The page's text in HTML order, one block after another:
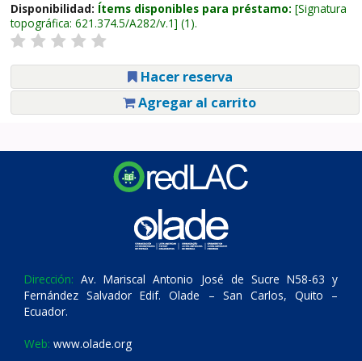
Disponibilidad: Ítems disponibles para préstamo: Signatura
topográfica: 621.374.5/A282/v.1 (1).
Hacer reserva
Agregar al carrito
Dirección: Av. Mariscal Antonio José de Sucre N58-63 y
Fernández Salvador Edif. Olade – San Carlos, Quito –
Ecuador.
Web: www.olade.org